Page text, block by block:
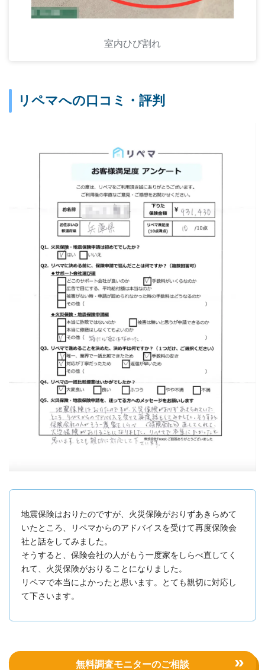
室内ひび割れ
リペマへの口コミ・評判
地震保険はおりたのですが、火災保険がおりずあきらめて
いたところ、リペマからのアドバイスを受けて再度保険会
社と話をしてみました。
そうすると、保険会社の人がもう一度家をしらべ直してく
れて、火災保険がおりることになりました。
リペマで本当によかったと思います。とても親切に対応し
て下さいます。
無料調査モニターのご相談